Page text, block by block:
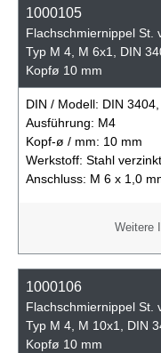
1000105
Flachschmiernippel St.
Typ M 4, M 6x1, DIN
Kopfø 10 mm
DIN / Modell: DIN
Ausführung: M4
Kopf-ø / mm: 10 mm
Werkstoff: Stahl verzinkt
Anschluss: M 6 x 1,0
Weitere
1000106
Flachschmiernippel St.
Typ M 4, M 10x1, DIN
Kopfø 10 mm